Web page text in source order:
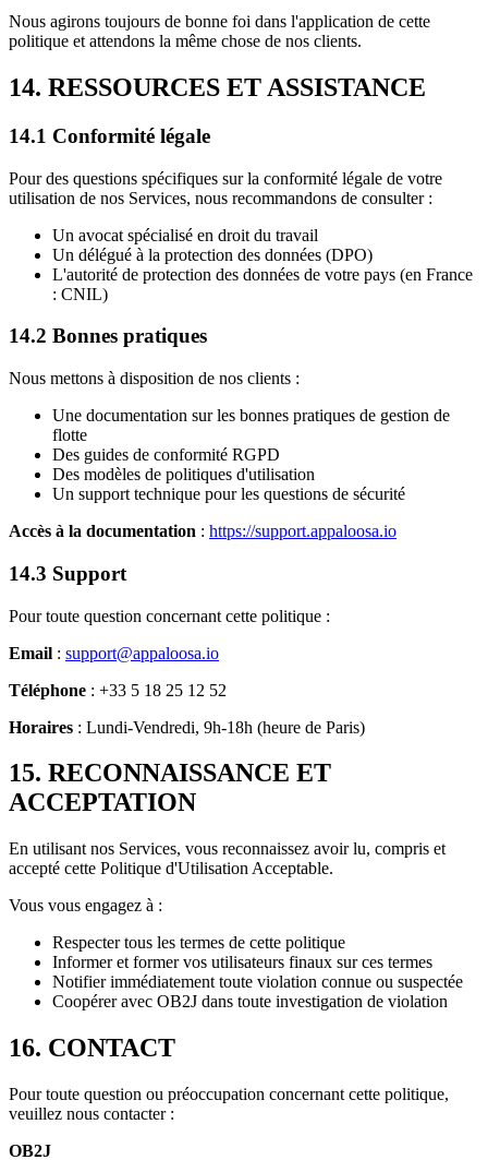
Nous agirons toujours de bonne foi dans l'application de cette
politique et attendons la même chose de nos clients.
14. RESSOURCES ET ASSISTANCE
14.1 Conformité légale
Pour des questions spécifiques sur la conformité légale de votre
utilisation de nos Services, nous recommandons de consulter :
Un avocat spécialisé en droit du travail
Un délégué à la protection des données (DPO)
L'autorité de protection des données de votre pays (en France
: CNIL)
14.2 Bonnes pratiques
Nous mettons à disposition de nos clients :
Une documentation sur les bonnes pratiques de gestion de
flotte
Des guides de conformité RGPD
Des modèles de politiques d'utilisation
Un support technique pour les questions de sécurité
Accès à la documentation : https://support.appaloosa.io
14.3 Support
Pour toute question concernant cette politique :
Email : support@appaloosa.io
Téléphone : +33 5 18 25 12 52
Horaires : Lundi-Vendredi, 9h-18h (heure de Paris)
15. RECONNAISSANCE ET
ACCEPTATION
En utilisant nos Services, vous reconnaissez avoir lu, compris et
accepté cette Politique d'Utilisation Acceptable.
Vous vous engagez à :
Respecter tous les termes de cette politique
Informer et former vos utilisateurs finaux sur ces termes
Notifier immédiatement toute violation connue ou suspectée
Coopérer avec OB2J dans toute investigation de violation
16. CONTACT
Pour toute question ou préoccupation concernant cette politique,
veuillez nous contacter :
OB2J